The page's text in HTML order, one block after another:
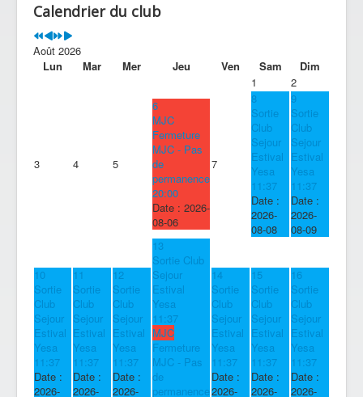
Calendrier du club
Août 2026
Lun
Mar Mer Jeu Ven Sam
Dim
1
2
3 4 5
6
MJC
Fermeture
MJC - Pas
de
permanence
20:00
Date : 2026-
08-06
7
8
Sortie
Club
Sejour
Estival
Yesa
11:37
Date :
2026-
08-08
9
Sortie
Club
Sejour
Estival
Yesa
11:37
Date :
2026-
08-09
10
Sortie
Club
Sejour
Estival
Yesa
11:37
Date :
2026-
11
Sortie
Club
Sejour
Estival
Yesa
11:37
Date :
2026-
12
Sortie
Club
Sejour
Estival
Yesa
11:37
Date :
2026-
13
Sortie Club
Sejour
Estival
Yesa
11:37
MJC
Fermeture
MJC - Pas
de
permanence
14
Sortie
Club
Sejour
Estival
Yesa
11:37
Date :
2026-
15
Sortie
Club
Sejour
Estival
Yesa
11:37
Date :
2026-
16
Sortie
Club
Sejour
Estival
Yesa
11:37
Date :
2026-